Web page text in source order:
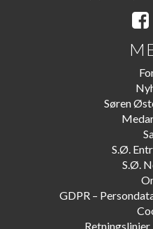
Søren
S.Ø.
S.Ø.
GDPR –